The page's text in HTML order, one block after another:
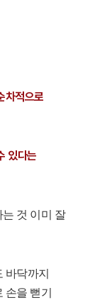
차적으로
있다는
것 이미 잘
바닥까지
을 뻗기